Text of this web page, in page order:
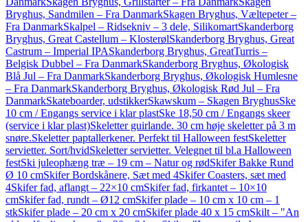
Bryghus, Sandmilen – Fra DanmarkSkagen Bryghus, Væltepeter –
Fra DanmarkSkalpel – Ridsekniv – 3 dele, SilikomartSkanderborg
Bryghus, Great Castellum – KlosterølSkanderborg Bryghus, Great
Castrum – Imperial IPASkanderborg Bryghus, GreatTurris –
Belgisk Dubbel – Fra DanmarkSkanderborg Bryghus, Økologisk
Blå Jul – Fra DanmarkSkanderborg Bryghus, Økologisk Humlesne
– Fra DanmarkSkanderborg Bryghus, Økologisk Rød Jul – Fra
DanmarkSkateboarder, udstikkerSkawskum – Skagen BryghusSke
10 cm / Engangs service i klar plastSke 18,50 cm / Engangs skeer
(service i klar plast)Skeletter guirlande. 30 cm høje skeletter på 3 m
snøre.Skeletter paptallerkener. Perfekt til Halloween festSkeletter
servietter. Sort/hvidSkeletter servietter. Velegnet til bl.a Halloween
festSki juleophæng træ – 19 cm – Natur og rødSkifer Bakke Rund
Ø 10 cmSkifer Bordskånere, Sæt med 4Skifer Coasters, sæt med
4Skifer fad, aflangt – 22×10 cmSkifer fad, firkantet – 10×10
cmSkifer fad, rundt – Ø12 cmSkifer plade – 10 cm x 10 cm – 1
stkSkifer plade – 20 cm x 20 cmSkifer plade 40 x 15 cmSkilt – "An